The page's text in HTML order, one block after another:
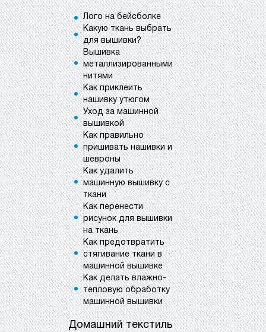
Лого на бейсболке
Какую ткань выбрать
для вышивки?
Вышивка
металлизированными
нитями
Как приклеить
нашивку утюгом
Уход за машинной
вышивкой
Как правильно
пришивать нашивки и
шевроны
Как удалить
машинную вышивку с
ткани
Как перенести
рисунок для вышивки
на ткань
Как предотвратить
стягивание ткани в
машинной вышивке
Как делать влажно-
тепловую обработку
машинной вышивки
Домашний текстиль